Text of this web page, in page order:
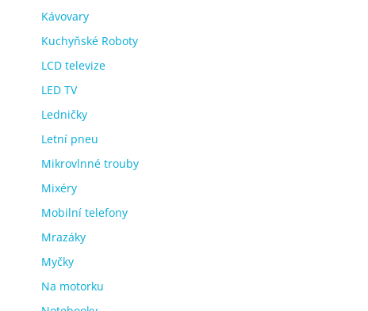
Kávovary
Kuchyňské Roboty
LCD televize
LED TV
Ledničky
Letní pneu
Mikrovlnné trouby
Mixéry
Mobilní telefony
Mrazáky
Myčky
Na motorku